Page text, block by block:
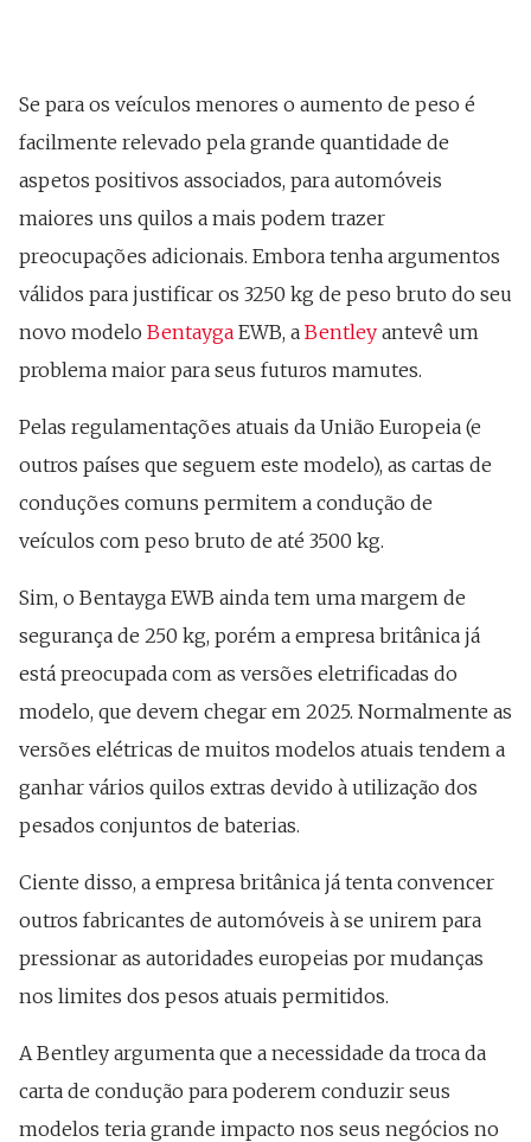
Se para os veículos menores o aumento de peso é
facilmente relevado pela grande quantidade de
aspetos positivos associados, para automóveis
maiores uns quilos a mais podem trazer
preocupações adicionais. Embora tenha argumentos
válidos para justificar os 3250 kg de peso bruto do seu
novo modelo Bentayga EWB, a Bentley antevê um
problema maior para seus futuros mamutes.
Pelas regulamentações atuais da União Europeia (e
outros países que seguem este modelo), as cartas de
conduções comuns permitem a condução de
veículos com peso bruto de até 3500 kg.
Sim, o Bentayga EWB ainda tem uma margem de
segurança de 250 kg, porém a empresa britânica já
está preocupada com as versões eletrificadas do
modelo, que devem chegar em 2025. Normalmente as
versões elétricas de muitos modelos atuais tendem a
ganhar vários quilos extras devido à utilização dos
pesados conjuntos de baterias.
Ciente disso, a empresa britânica já tenta convencer
outros fabricantes de automóveis à se unirem para
pressionar as autoridades europeias por mudanças
nos limites dos pesos atuais permitidos.
A Bentley argumenta que a necessidade da troca da
carta de condução para poderem conduzir seus
modelos teria grande impacto nos seus negócios no